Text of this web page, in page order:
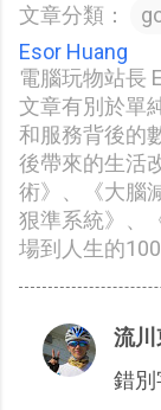
文章分類：
Esor Huang
電腦玩物站長
文章有別於單
和服務背後的
後帶來的生活
術》、《大腦
狠準系統》、
場到人生的
留
言
流川
錯別